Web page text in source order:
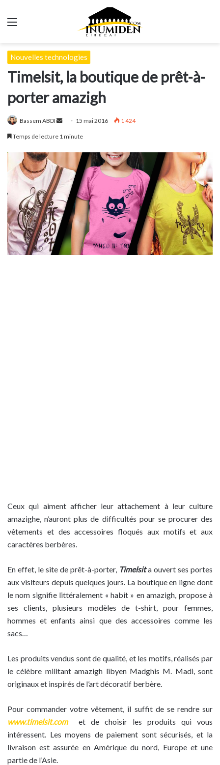
Menu
Nouvelles technologies
Timelsit, la boutique de prêt-à-
porter amazigh
Bassem ABDI
Envoyer15 mai 2016 1 424
Temps de lecture 1 minute
Ceux qui aiment afficher leur attachement à leur culture
amazighe, n’auront plus de difficultés pour se procurer des
vêtements et des accessoires floqués aux motifs et aux
caractères berbères.
En effet, le site de prêt-à-porter, Timelsita ouvert ses portes
aux visiteurs depuis quelques jours. La boutique en ligne dont
le nom signifie littéralement « habit » en amazigh, propose à
ses clients, plusieurs modèles de t-shirt, pour femmes,
hommes et enfants ainsi que des accessoires comme les
sacs…
Les produits vendus sont de qualité, et les motifs, réalisés par
le célèbre militant amazigh libyen Madghis M. Madi, sont
originaux et inspirés de l’art décoratif berbère.
Pour commander votre vêtement, il suffit de se rendre sur
www.timelsit.com
et de choisir les produits qui vous
intéressent. Les moyens de paiement sont sécurisés, et la
livraison est assurée en Amérique du nord, Europe et une
partie de l’Asie.